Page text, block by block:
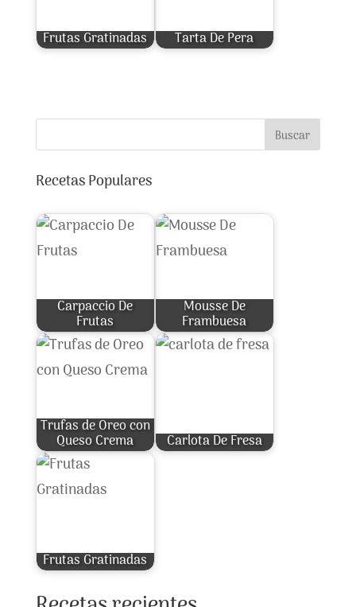
Frutas Gratinadas Tarta De Pera
Buscar
Recetas Populares
Carpaccio De
Frutas
Mousse De
Frambuesa
Trufas de Oreo con
Queso Crema Carlota De Fresa
Frutas Gratinadas